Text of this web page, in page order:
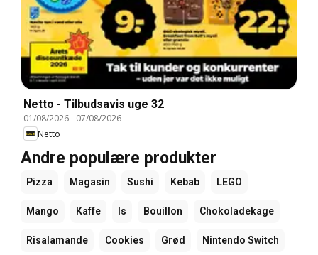
Netto - Tilbudsavis uge 32
01/08/2026- 07/08/2026
Netto
Andre populære produkter
Pizza Magasin Sushi Kebab LEGO
Mango Kaffe Is Bouillon Chokoladekage
Risalamande Cookies Grød Nintendo Switch